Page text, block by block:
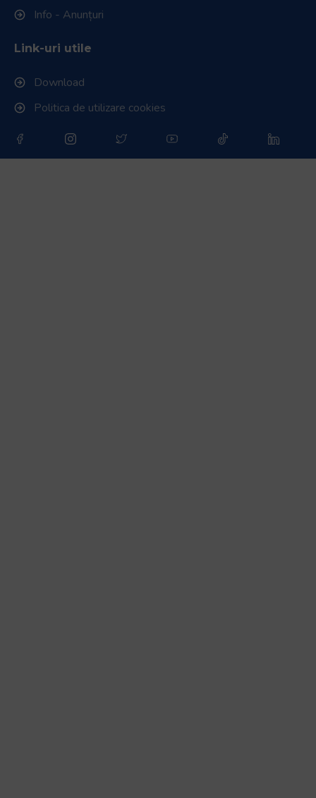
Info - Anunțuri
Link-uri utile
Download
Politica de utilizare cookies